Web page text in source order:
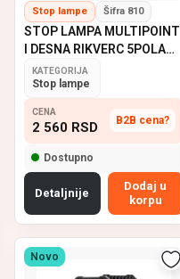
Stop lampe Šifra 810
STOP LAMPA MULTIPOINT
I DESNA RIKVERC 5POLA
ASPOCK
KATEGORIJA
Stop lampe
CENA
2 560 RSD B2B cena?
Dostupno
Detaljnije
Dodaj u
korpu
Novo